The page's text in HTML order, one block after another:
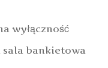
wyłączność
sala bankietowa